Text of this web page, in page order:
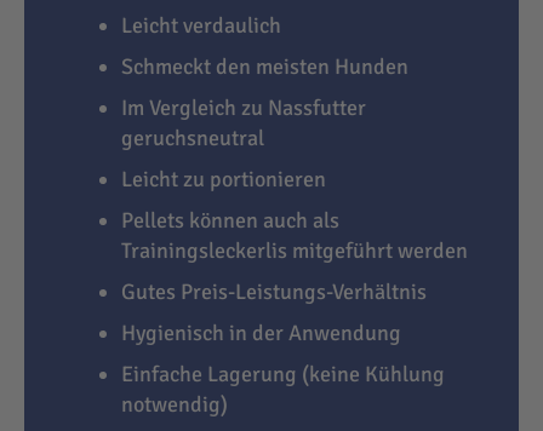
Leicht verdaulich
Schmeckt den meisten Hunden
Im Vergleich zu Nassfutter
geruchsneutral
Leicht zu portionieren
Pellets können auch als
Trainingsleckerlis mitgeführt werden
Gutes Preis-Leistungs-Verhältnis
Hygienisch in der Anwendung
Einfache Lagerung (keine Kühlung
notwendig)